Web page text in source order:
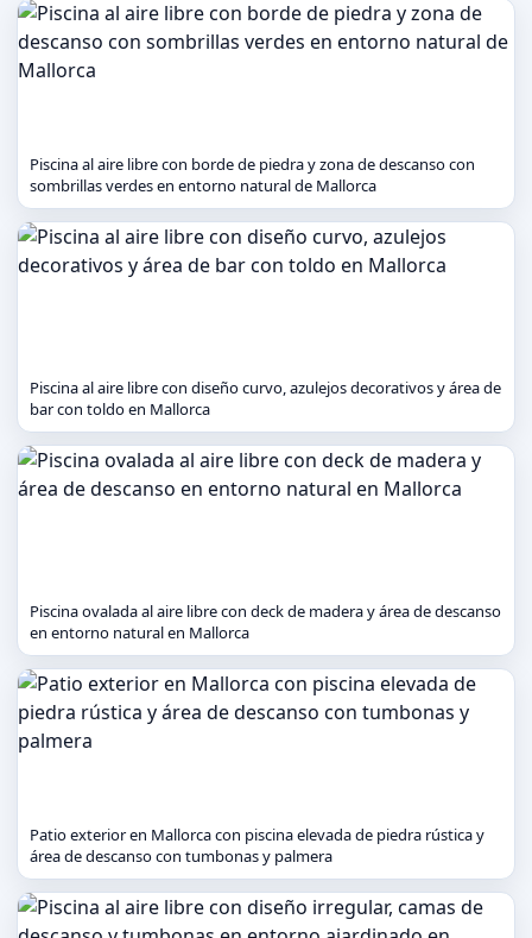
Piscina al aire libre con borde de piedra y zona de descanso con
sombrillas verdes en entorno natural de Mallorca
Piscina al aire libre con diseño curvo, azulejos decorativos y área de
bar con toldo en Mallorca
Piscina ovalada al aire libre con deck de madera y área de descanso
en entorno natural en Mallorca
Patio exterior en Mallorca con piscina elevada de piedra rústica y
área de descanso con tumbonas y palmera